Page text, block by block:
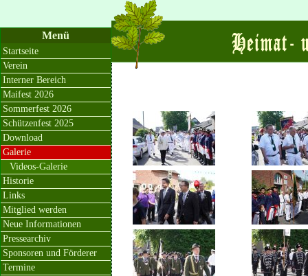
Menü
Startseite
Verein
Interner Bereich
Maifest 2026
Sommerfest 2026
Schützenfest 2025
Download
Galerie
Videos-Galerie
Historie
Links
Mitglied werden
Neue Informationen
Pressearchiv
Sponsoren und Förderer
Termine